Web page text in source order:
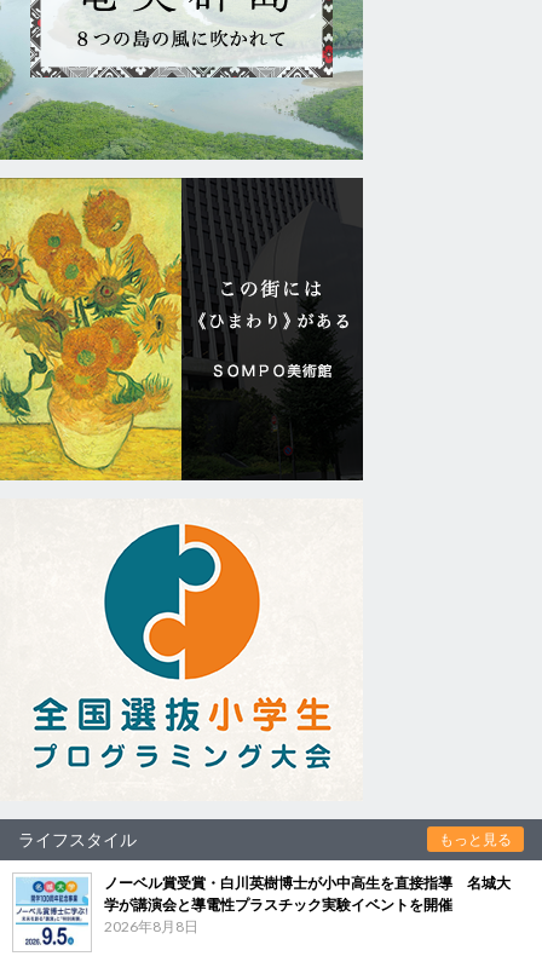
ライフスタイル もっと見る
ノーベル賞受賞・白川英樹博士が小中高生を直接指導 名城大
学が講演会と導電性プラスチック実験イベントを開催
2026年8月8日